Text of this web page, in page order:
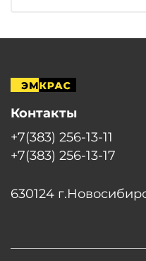
Контакты
+7(383) 256-13-11
+7(383) 256-13-17
630124